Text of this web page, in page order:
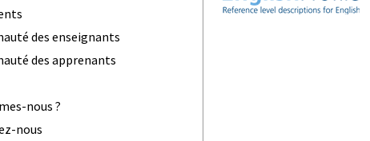
des enseignants
des apprenants
nous ?
nous